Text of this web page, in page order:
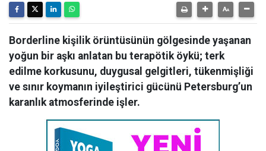
Borderline kişilik örüntüsünün gölgesinde yaşanan
yoğun bir aşkı anlatan bu terapötik öykü; terk
edilme korkusunu, duygusal gelgitleri, tükenmişliği
ve sınır koymanın iyileştirici gücünü Petersburg’un
karanlık atmosferinde işler.